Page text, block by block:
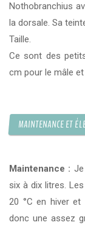
Nothobranchius
la dorsale. Sa
Taille.
Ce sont des
cm pour le mâle
MAINTENANCE ET
Maintenance :
six à dix litres.
20 °C en hiver
donc une assez